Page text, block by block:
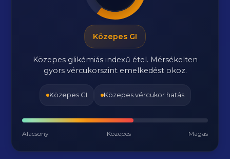
Közepes GI
Közepes glikémiás indexű étel. Mérsékelten
gyors vércukorszint emelkedést okoz.
Közepes GI Közepes vércukor hatás
Alacsony Közepes Magas